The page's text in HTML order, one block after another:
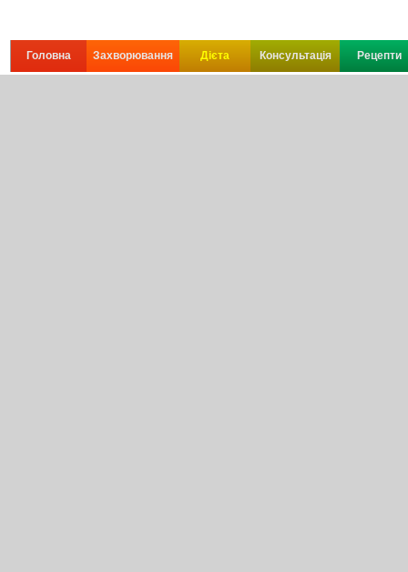
Головна Захворювання Дієта Консультація Рецепти